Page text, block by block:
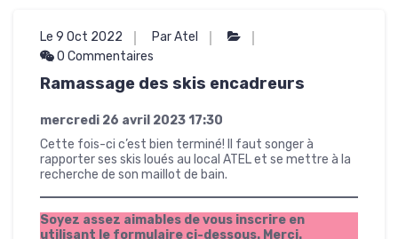
Le 9 Oct 2022
Par Atel
0 Commentaires
Ramassage des skis encadreurs
mercredi 26 avril 202317:30
Cette fois-ci c’est bien terminé! Il faut songer à
rapporter ses skis loués au local ATEL et se mettre à la
recherche de son maillot de bain.
Soyez assez aimables de vous inscrire en
utilisant le formulaire ci-dessous. Merci.